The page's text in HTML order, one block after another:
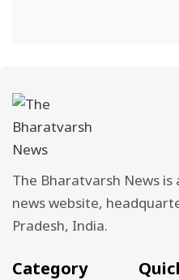
The Bharatvarsh News
news website,
Pradesh, India.
Category